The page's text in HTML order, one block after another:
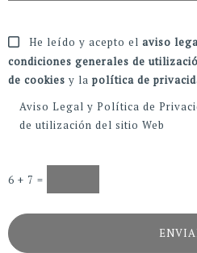
He leído y acepto el aviso
condiciones generales de
de cookies y la política de
Aviso Legal y Política de
de utilización del sitio Web
6 + 7 =